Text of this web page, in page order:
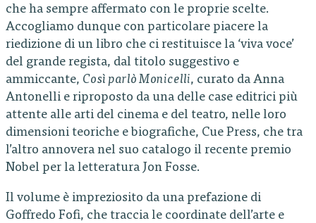
che ha sempre affermato con le proprie scelte.
Accogliamo dunque con particolare piacere la
riedizione di un libro che ci restituisce la ‘viva voce’
del grande regista, dal titolo suggestivo e
ammiccante, Così parlò Monicelli, curato da Anna
Antonelli e riproposto da una delle case editrici più
attente alle arti del cinema e del teatro, nelle loro
dimensioni teoriche e biografiche, Cue Press, che tra
l’altro annovera nel suo catalogo il recente premio
Nobel per la letteratura Jon Fosse.
Il volume è impreziosito da una prefazione di
Goffredo Fofi, che traccia le coordinate dell’arte e